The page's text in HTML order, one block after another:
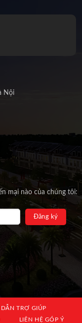
Nội
mại nào của chúng tôi:
TRỢ GIÚP
LIÊN HỆ GÓP Ý